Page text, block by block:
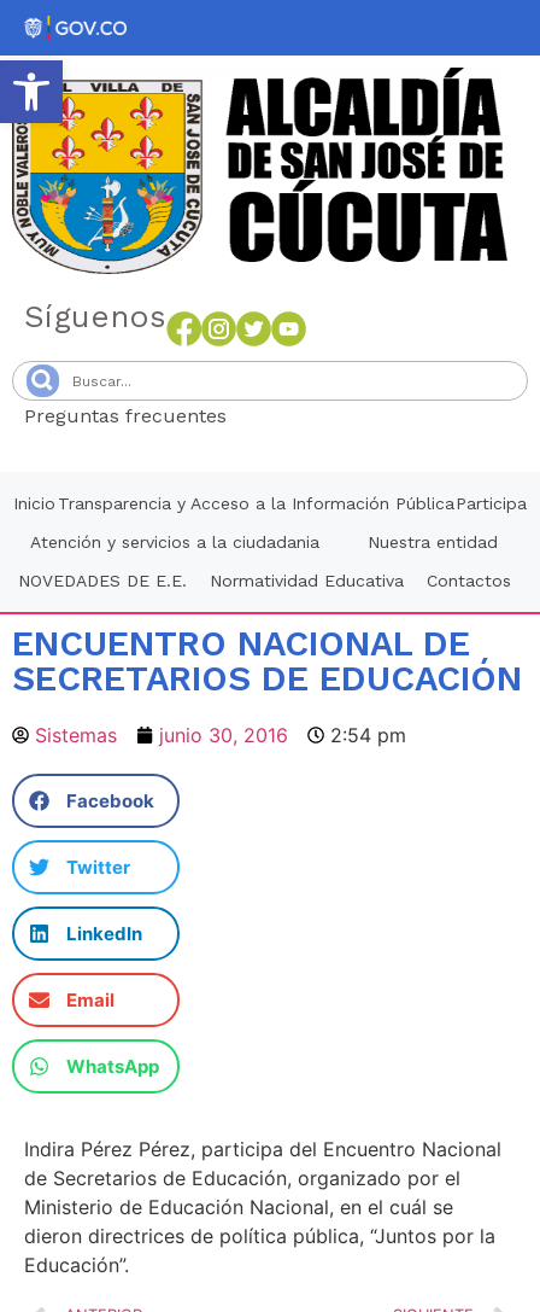
Abrir barra de herramientas
Síguenos
Preguntas frecuentes
Inicio Transparencia y Acceso a la Información PúblicaParticipa
Atención y servicios a la ciudadania
Nuestra entidad
NOVEDADES DE E.E.
Normatividad Educativa Contactos
ENCUENTRO NACIONAL DE
SECRETARIOS DE EDUCACIÓN
Sistemas junio 30, 2016 2:54 pm
Facebook
Twitter
LinkedIn
Email
WhatsApp
Indira Pérez Pérez, participa del Encuentro Nacional
de Secretarios de Educación, organizado por el
Ministerio de Educación Nacional, en el cuál se
dieron directrices de política pública, “Juntos por la
Educación”.